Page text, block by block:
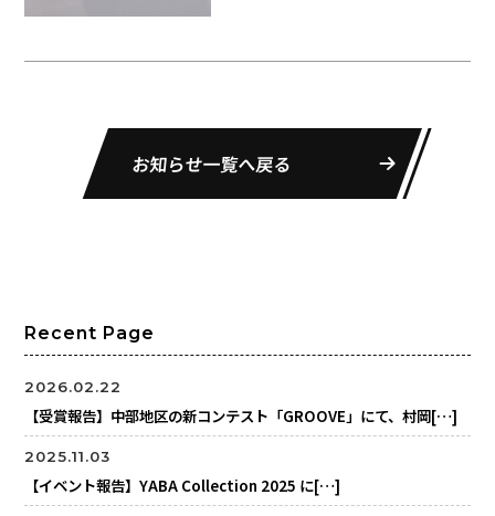
お知らせ一覧へ戻る
Recent Page
2026.02.22
【受賞報告】中部地区の新コンテスト「GROOVE」にて、村岡[…]
2025.11.03
【イベント報告】YABA Collection 2025 に[…]